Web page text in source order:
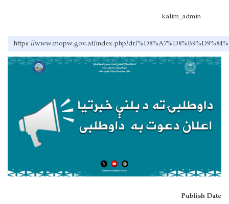
kalim_admin
https://www.mopw.gov.af/index.php/dr/
Publish Date